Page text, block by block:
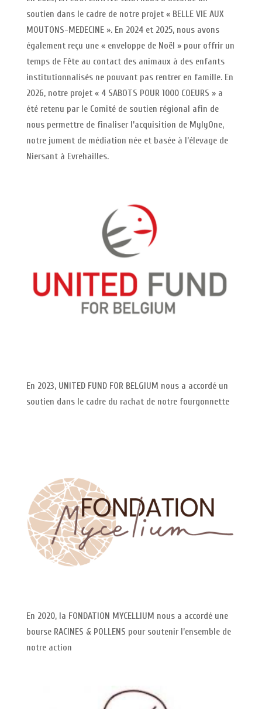
soutien dans le cadre de notre projet « BELLE VIE AUX
MOUTONS-MEDECINE ». En 2024 et 2025, nous avons
également reçu une « enveloppe de Noël » pour offrir un
temps de Fête au contact des animaux à des enfants
institutionnalisés ne pouvant pas rentrer en famille. En
2026, notre projet « 4 SABOTS POUR 1000 COEURS » a
été retenu par le Comité de soutien régional afin de
nous permettre de finaliser l’acquisition de MylyOne,
notre jument de médiation née et basée à l’élevage de
Niersant à Evrehailles.
En 2023, UNITED FUND FOR BELGIUM nous a accordé un
soutien dans le cadre du rachat de notre fourgonnette
En 2020, la FONDATION MYCELLIUM nous a accordé une
bourse RACINES & POLLENS pour soutenir l’ensemble de
notre action